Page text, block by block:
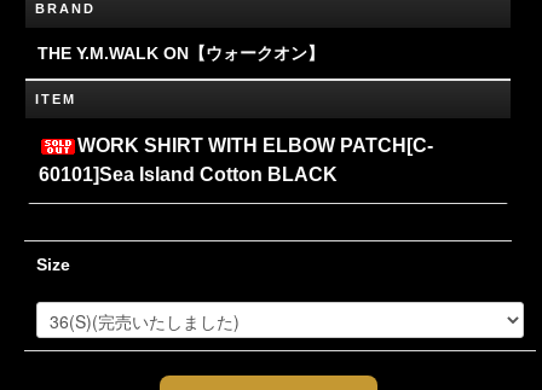
BRAND
THE Y.M.WALK ON【ウォークオン】
ITEM
WORK SHIRT WITH ELBOW PATCH[C-
60101]Sea Island Cotton BLACK
Size